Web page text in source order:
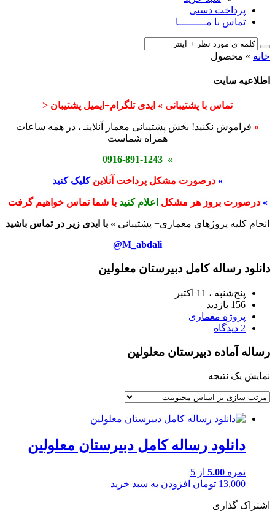
پرداخت دستی
تماس با مـــــــــا
خانه » محصول
اطلاعیه سایت
تماس با پشتیبانی » ایدی تلگرام+ایمیل پشتیبان <
» فراموش نکنید! بخش پشتیبانی معمار آنلاینـ ، در همه ساعات
همراه شماست
» 0916-891-1243
» درصورت مشکل پرداخت آنلاینکلیک کنید
» درصورت بروز هر مشکل اعلام کنید با شما تماس خواهیم گرفت
انجام کلیه پروژهای معماری+ پشتیبانی » با ایدی زیر در تماس باشید
M_abdali@
دانلود رساله کامل دبیرستان معلولین
پنج‌شنبه ، 11 اکتبر
156 بازدید
پروژه معماری
2 دیدگاه
رساله آماده دبیرستان معلولین
نمایش یک نتیجه
دانلود رساله کامل دبیرستان معلولین
نمره 5.00 از 5
13,000 تومان افزودن به سبد خرید
اشتراک گذاری